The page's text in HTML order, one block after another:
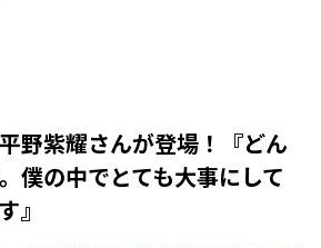
野紫耀さんが登場！『どん
僕の中でとても大事にして
』